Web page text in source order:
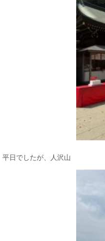
平日でしたが、人沢山